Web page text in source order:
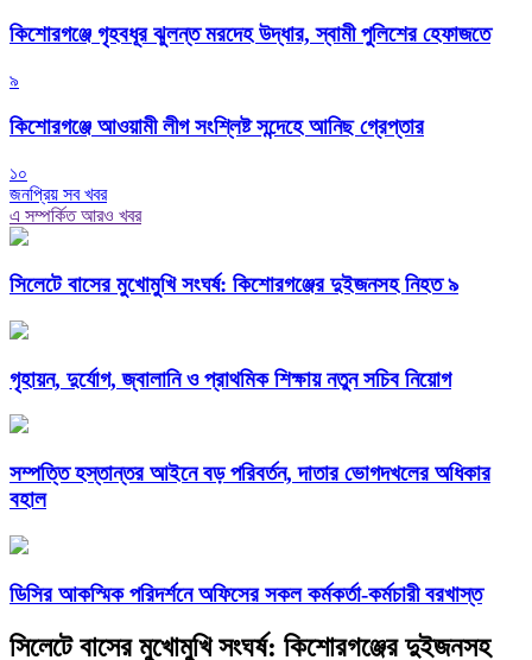
কিশোরগঞ্জে গৃহবধূর ঝুলন্ত মরদেহ উদ্ধার, স্বামী পুলিশের হেফাজতে
৯
কিশোরগঞ্জে আওয়ামী লীগ সংশ্লিষ্ট সন্দেহে আনিছ গ্রেপ্তার
১০
জনপ্রিয় সব খবর
এ সম্পর্কিত আরও খবর
সিলেটে বাসের মুখোমুখি সংঘর্ষ: কিশোরগঞ্জের দুইজনসহ নিহত ৯
গৃহায়ন, দুর্যোগ, জ্বালানি ও প্রাথমিক শিক্ষায় নতুন সচিব নিয়োগ
সম্পত্তি হস্তান্তর আইনে বড় পরিবর্তন, দাতার ভোগদখলের অধিকার
বহাল
ডিসির আকস্মিক পরিদর্শনে অফিসের সকল কর্মকর্তা-কর্মচারী বরখাস্ত
সিলেটে বাসের মুখোমুখি সংঘর্ষ: কিশোরগঞ্জের দুইজনসহ